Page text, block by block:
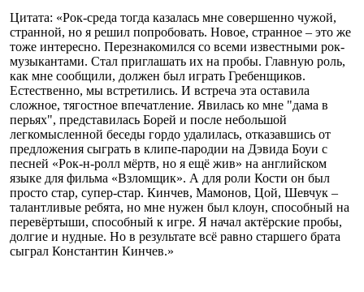
Цитата: «Рок-среда тогда казалась мне совершенно чужой,
странной, но я решил попробовать. Новое, странное – это же
тоже интересно. Перезнакомился со всеми известными рок-
музыкантами. Стал приглашать их на пробы. Главную роль,
как мне сообщили, должен был играть Гребенщиков.
Естественно, мы встретились. И встреча эта оставила
сложное, тягостное впечатление. Явилась ко мне "дама в
перьях", представилась Борей и после небольшой
легкомысленной беседы гордо удалилась, отказавшись от
предложения сыграть в клипе-пародии на Дэвида Боуи с
песней «Рок-н-ролл мёртв, но я ещё жив» на английском
языке для фильма «Взломщик». А для роли Кости он был
просто стар, супер-стар. Кинчев, Мамонов, Цой, Шевчук –
талантливые ребята, но мне нужен был клоун, способный на
перевёртыши, способный к игре. Я начал актёрские пробы,
долгие и нудные. Но в результате всё равно старшего брата
сыграл Константин Кинчев.»